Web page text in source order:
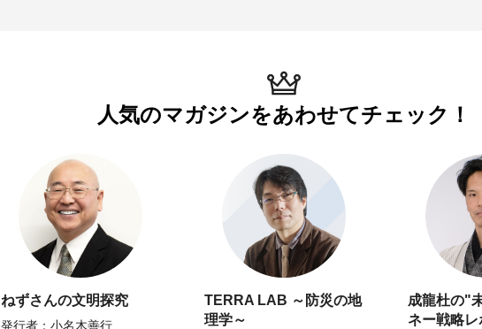
人気のマガジンをあわせてチェック！
ねずさんの文明探究
発行者：小名木善行
TERRA LAB ～防災の地
理学～
成龍杜の"
ネー戦略